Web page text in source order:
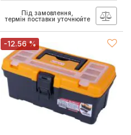
Під замовлення,
термін поставки уточнюйте
-12.56 %